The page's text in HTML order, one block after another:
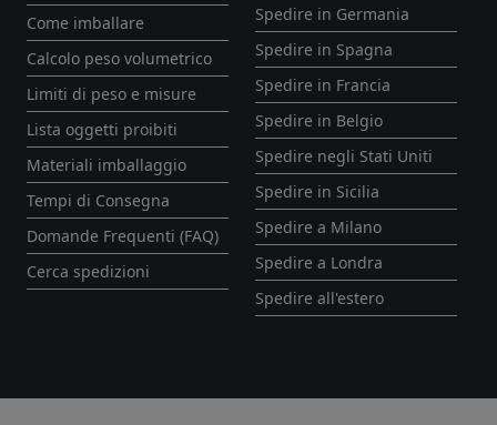
Come imballare
Calcolo peso volumetrico
Limiti di peso e misure
Lista oggetti proibiti
Materiali imballaggio
Tempi di Consegna
Domande Frequenti (FAQ)
Cerca spedizioni
Spedire in Germania
Spedire in Spagna
Spedire in Francia
Spedire in Belgio
Spedire negli Stati Uniti
Spedire in Sicilia
Spedire a Milano
Spedire a Londra
Spedire all'estero